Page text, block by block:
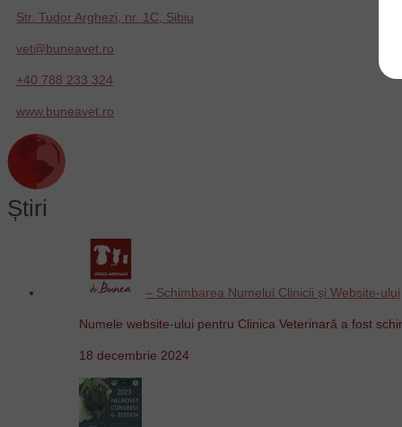
Str. Tudor Arghezi, nr. 1C, Sibiu
vet@buneavet.ro
+40 788 233 324
www.buneavet.ro
Știri
– Schimbarea Numelui Clinicii și Website-ului
Numele website-ului pentru Clinica Veterinară a fost
18 decembrie 2024